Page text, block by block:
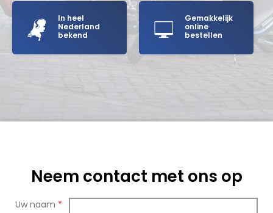
In heel
Nederland
bekend
Gemakkelijk
online
bestellen
Neem contact met ons op
Uw naam *